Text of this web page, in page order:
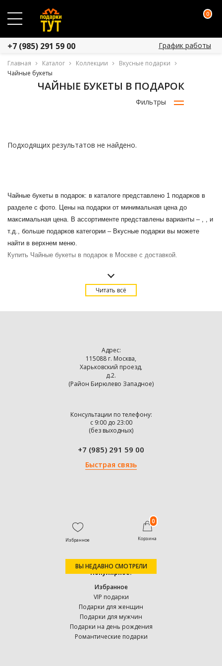
0
+7 (985) 291 59 00 График работы
Главная Каталог Коллекции
Вкусные подарки
Чайные букеты
ЧАЙНЫЕ БУКЕТЫ В ПОДАРОК
Фильтры
Подходящих результатов не найдено.
Чайные букеты в подарок: в каталоге представлено 1 подарков в
разделе с фото. Цены на подарки от минимальная цена до
максимальная цена. В ассортименте представлены варианты – , , и
т.д., больше подарков категории – Вкусные подарки вы можете
найти в верхнем меню.
Купить Чайные букеты в подарок в Москве с доставкой.
Читать всё
Адрес:
115088 г. Москва,
Харьковский проезд,
д.2.
(Район Бирюлево Западное)
Консультации по телефону:
с 9:00 до 23:00
(без выходных)
+7 (985) 291 59 00
Быстрая связь
Популярное:
Избранное
VIP подарки
Подарки для женщин
Подарки для мужчин
Подарки на день рождения
Романтические подарки
Избранное
0
Корзина
ВЫ НЕДАВНО СМОТРЕЛИ